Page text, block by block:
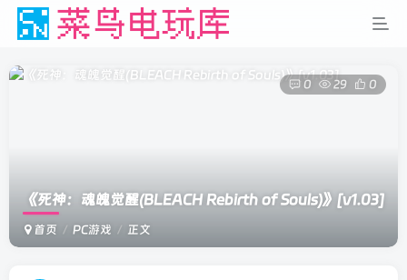
《死神：魂魄觉醒(BLEACH Rebirth of Souls)》 [v1.03]
首页 PC游戏 正文
0 29 0